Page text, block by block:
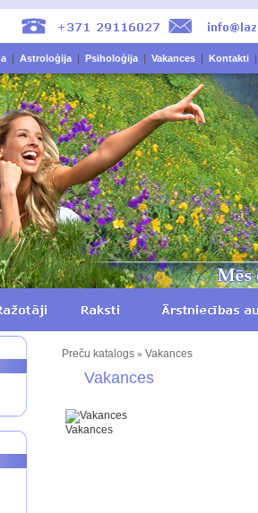
Astroloģija Psiholoģija Vakances Kontakti
Preču katalogs » Vakances
Vakances
Vakances